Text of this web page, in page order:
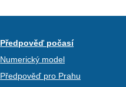
Předpověď počasí
Numerický model
Předpověď pro Prahu